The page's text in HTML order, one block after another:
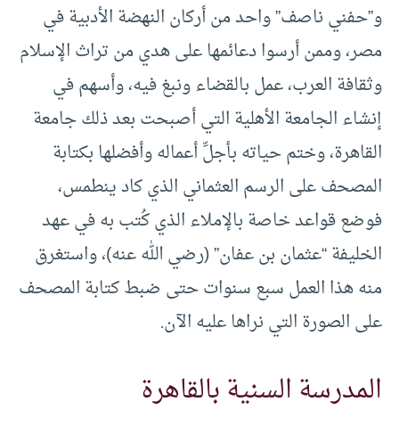
و”حفني ناصف” واحد من أركان النهضة الأدبية في
مصر، وممن أرسوا دعائمها على هدي من تراث الإسلام
وثقافة العرب، عمل بالقضاء ونبغ فيه، وأسهم في
إنشاء الجامعة الأهلية التي أصبحت بعد ذلك جامعة
القاهرة، وختم حياته بأجلِّ أعماله وأفضلها بكتابة
المصحف على الرسم العثماني الذي كاد ينطمس،
فوضع قواعد خاصة بالإملاء الذي كُتب به في عهد
الخليفة “عثمان بن عفان” (رضي الله عنه)، واستغرق
منه هذا العمل سبع سنوات حتى ضبط كتابة المصحف
على الصورة التي نراها عليه الآن.
المدرسة السنية بالقاهرة